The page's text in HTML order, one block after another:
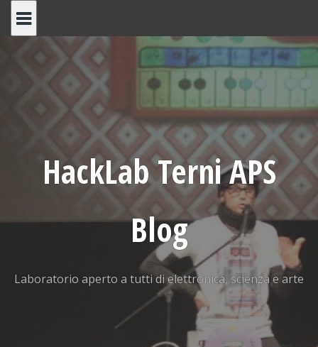
HackLab Terni APS
Blog
Laboratorio aperto a tutti di elettronica, scienza e arte